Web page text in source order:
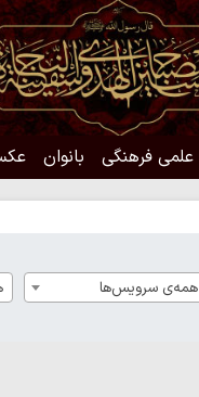
علمی فرهنگی بانوان
همه‌ی سرویس‌ها